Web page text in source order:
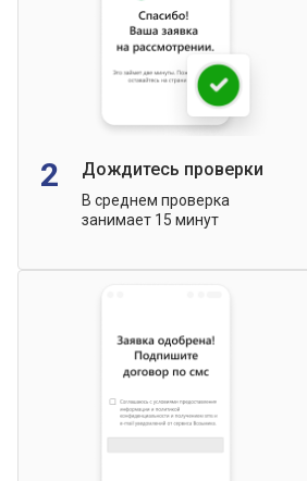
2 Дождитесь проверки
В среднем проверка
занимает 15 минут